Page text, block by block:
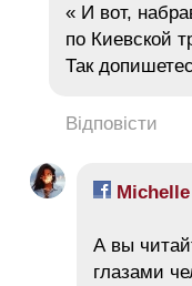
« И вот,
по Киевской
Так
Відповісти
А вы
глазами